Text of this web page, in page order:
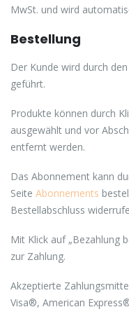
MwSt. und wird
Bestellung
Der Kunde wird durch
geführt.
Produkte können durch
ausgewählt und vor
entfernt werden.
Das Abonnement kann
Seite Abonnements
Bestellabschluss
Mit Klick auf „Bezahlung
zur Zahlung.
Akzeptierte
Visa®, American